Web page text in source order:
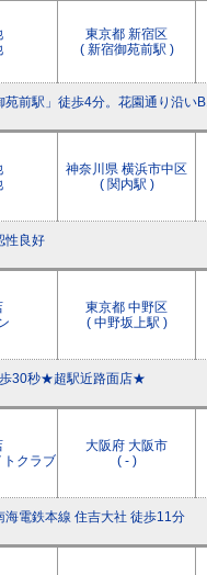
東京都 新宿区
( 新宿御苑前駅 )
苑前駅」徒歩4分。花園通り沿い
神奈川県 横浜市中区
( 関内駅 )
性良好
東京都 中野区
( 中野坂上駅 )
30秒★超駅近路面店★
トクラブ
大阪府 大阪市
( - )
海電鉄本線 住吉大社 徒歩11分